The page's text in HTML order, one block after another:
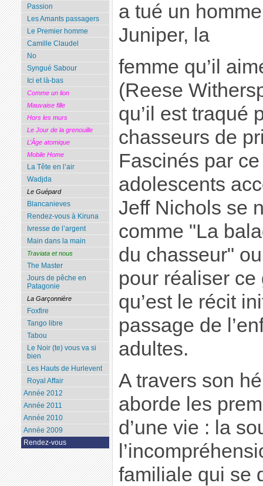
a tué un
Juniper, la
femme qu’il
(Reese
qu’il est traqué
chasseurs de
Fascinés par
adolescents
Jeff Nichols se
comme "La
du chasseur"
pour réaliser
qu’est le récit
passage de
adultes.
A travers son
aborde les
d’une vie : la
familiale qui se
Passion
Les Amants passagers
Le Premier homme
Camille Claudel
No
Syngué Sabour
Ici et là-bas
Comme un lion
Mauvaise fille
Hors les murs
Le Jour de la grenouille
L’Âge atomique
Mobile Home
La Tête en l’air
Wadjda
Le Guépard
Blancanieves
Rendez-vous à Kiruna
Ivresse de l’argent
Main dans la main
Traviata et nous
The Master
Jours de pêche en
Patagonie
La Garçonnière
Foxfire
Tango libre
Tabou
Le Noir (te) vous va si
bien
Les Hauts de Hurlevent
Royal Affair
Année 2012
Année 2011
Année 2010
Année 2009
Rendez-vous